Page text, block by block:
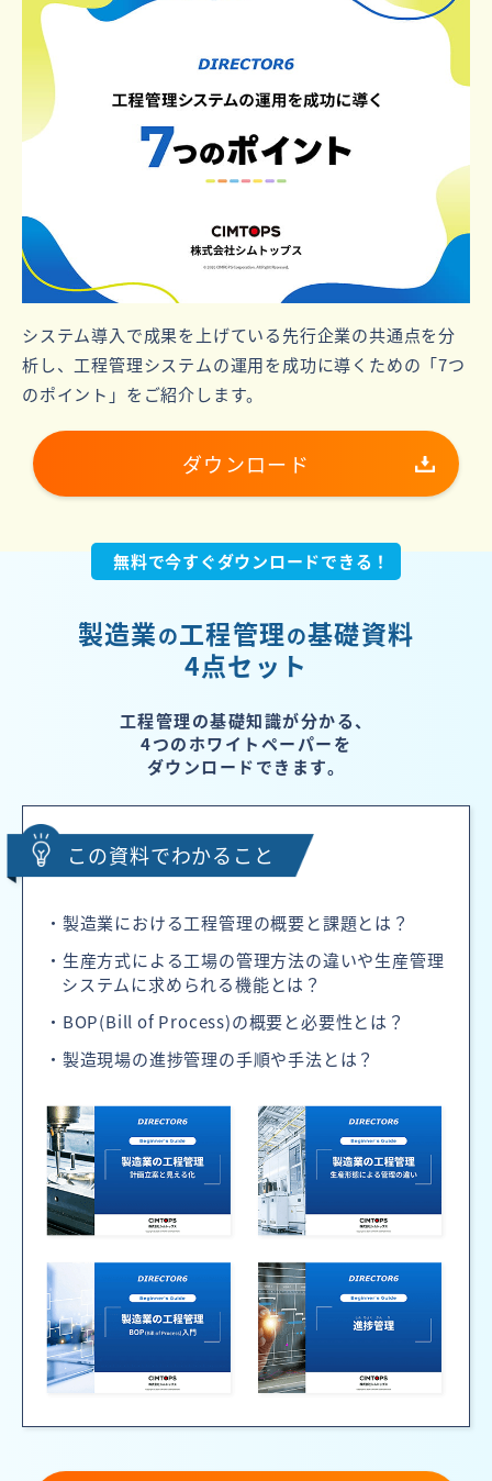
システム導入で成果を上げている先行企業の共通点を分
析し、工程管理システムの運用を成功に導くための「7つ
のポイント」をご紹介します。
ダウンロード
無料で今すぐダウンロードできる！
製造業の工程管理の基礎資料
4点セット
工程管理の基礎知識が分かる、
4つのホワイトペーパーを
ダウンロードできます。
この資料でわかること
・製造業における工程管理の概要と課題とは？
・生産方式による工場の管理方法の違いや生産管理
システムに求められる機能とは？
・BOP(Bill of Process)の概要と必要性とは？
・製造現場の進捗管理の手順や手法とは？